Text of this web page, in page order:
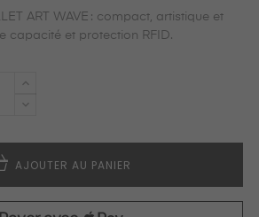
ART WAVE : compact, artistique et
capacité et protection RFID.
AJOUTER AU PANIER